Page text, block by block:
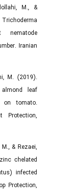
M., &
Iranian
M. (2019).
leaf
on tomato.
Protection,
M., & Rezaei,
chelated
infected
Protection,